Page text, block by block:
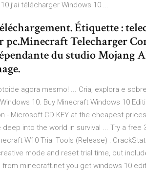
j’ai télécharger Windows 10 ...
Étiquette :
Telecharger
du studio Mojang
agora mesmo! ... Cria, explora e
10. Buy Minecraft Windows 10
- Microsoft CD KEY at the cheapest
into the world in survival ... Try a free
W10 Trial Tools (Release) :
mode and reset trial time, but
minecraft.net you get windows 10